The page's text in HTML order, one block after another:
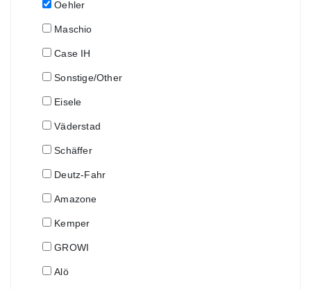
Oehler
Maschio
Case IH
Sonstige/Other
Eisele
Väderstad
Schäffer
Deutz-Fahr
Amazone
Kemper
GROWI
Alö